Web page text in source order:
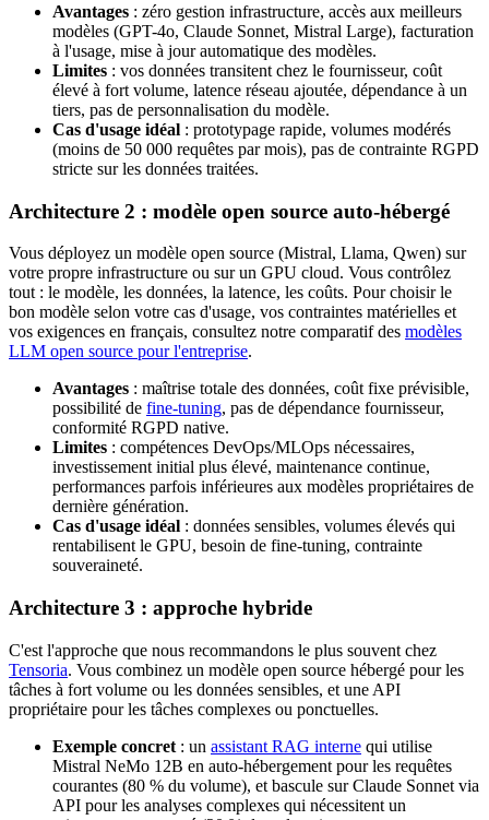
Avantages : zéro gestion infrastructure, accès aux meilleurs
modèles (GPT-4o, Claude Sonnet, Mistral Large), facturation
à l'usage, mise à jour automatique des modèles.
Limites : vos données transitent chez le fournisseur, coût
élevé à fort volume, latence réseau ajoutée, dépendance à un
tiers, pas de personnalisation du modèle.
Cas d'usage idéal : prototypage rapide, volumes modérés
(moins de 50 000 requêtes par mois), pas de contrainte RGPD
stricte sur les données traitées.
Architecture 2 : modèle open source auto-hébergé
Vous déployez un modèle open source (Mistral, Llama, Qwen) sur
votre propre infrastructure ou sur un GPU cloud. Vous contrôlez
tout : le modèle, les données, la latence, les coûts. Pour choisir le
bon modèle selon votre cas d'usage, vos contraintes matérielles et
vos exigences en français, consultez notre comparatif des modèles
LLM open source pour l'entreprise.
Avantages : maîtrise totale des données, coût fixe prévisible,
possibilité de fine-tuning, pas de dépendance fournisseur,
conformité RGPD native.
Limites : compétences DevOps/MLOps nécessaires,
investissement initial plus élevé, maintenance continue,
performances parfois inférieures aux modèles propriétaires de
dernière génération.
Cas d'usage idéal : données sensibles, volumes élevés qui
rentabilisent le GPU, besoin de fine-tuning, contrainte
souveraineté.
Architecture 3 : approche hybride
C'est l'approche que nous recommandons le plus souvent chez
Tensoria. Vous combinez un modèle open source hébergé pour les
tâches à fort volume ou les données sensibles, et une API
propriétaire pour les tâches complexes ou ponctuelles.
Exemple concret : un assistant RAG interne qui utilise
Mistral NeMo 12B en auto-hébergement pour les requêtes
courantes (80 % du volume), et bascule sur Claude Sonnet via
API pour les analyses complexes qui nécessitent un